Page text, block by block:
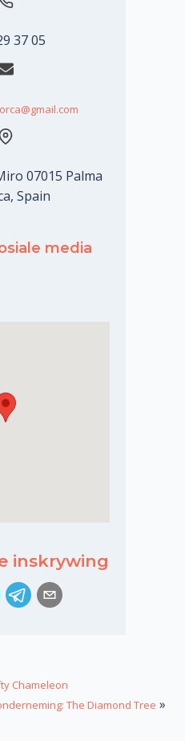
37 05
07015 Palma
Spain
media
inskrywing
Chameleon
The Diamond Tree »